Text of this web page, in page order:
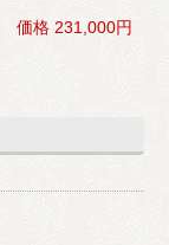
価格 231,000円